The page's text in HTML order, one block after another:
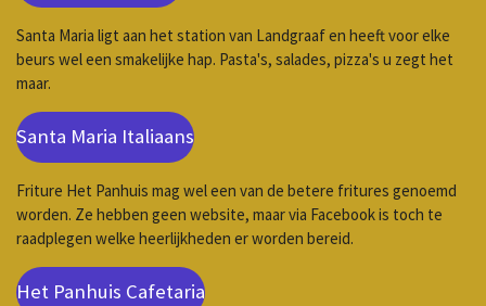
Santa Maria ligt aan het station van Landgraaf en heeft voor elke
beurs wel een smakelijke hap. Pasta's, salades, pizza's u zegt het
maar.
Santa Maria Italiaans
Friture Het Panhuis mag wel een van de betere fritures genoemd
worden. Ze hebben geen website, maar via Facebook is toch te
raadplegen welke heerlijkheden er worden bereid.
Het Panhuis Cafetaria